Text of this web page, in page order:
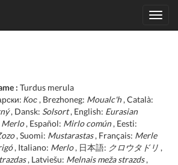
: Turdus merula
Кос , Brezhoneg: Moualc'h, Català:
, Dansk: Solsort, English: Eurasian
Merlo, Español: Mirlo común, Eesti:
, Suomi: Mustarastas, Français: Merle
, Italiano: Merlo, 日本語: クロウタドリ ,
, Latviešu: Melnais meža strazds,